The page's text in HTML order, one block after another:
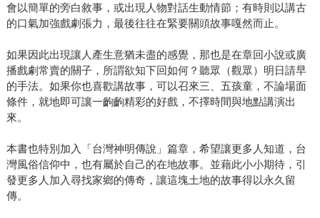
會以簡單的旁白敘事，或出現人物對話生動情節；有時則以講古
的口氣加強戲劇張力，最後往往在緊要關頭故事嘎然而止。
如果因此出現讓人產生意猶未盡的感覺，那也是在章回小說或廣
播戲劇常賣的關子，所謂欲知下回如何？聽眾（觀眾）明日請早
的手法。如果你也喜歡講故事，可以召來三、五孩童，不論場面
條件，就地即可讓一齣齣精彩的好戲，不擇時間與地點講演出
來。
本書也特別加入「台灣神明傳說」篇章，希望讓更多人知道，台
灣風俗信仰中，也有屬於自己的在地故事。並藉此小小期待，引
發更多人加入尋找家鄉的傳奇，讓這塊土地的故事得以永久留
傳。